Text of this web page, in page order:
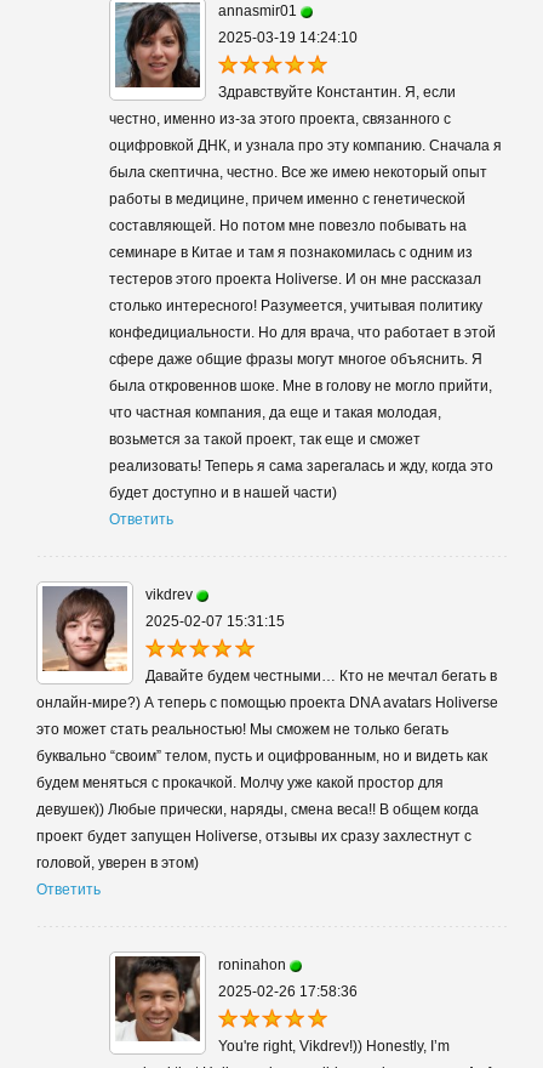
annasmir01
2025-03-19 14:24:10
Здравствуйте Константин. Я, если
честно, именно из-за этого проекта, связанного с
оцифровкой ДНК, и узнала про эту компанию. Сначала я
была скептична, честно. Все же имею некоторый опыт
работы в медицине, причем именно с генетической
составляющей. Но потом мне повезло побывать на
семинаре в Китае и там я познакомилась с одним из
тестеров этого проекта Holiverse. И он мне рассказал
столько интересного! Разумеется, учитывая политику
конфедициальности. Но для врача, что работает в этой
сфере даже общие фразы могут многое объяснить. Я
была откровеннов шоке. Мне в голову не могло прийти,
что частная компания, да еще и такая молодая,
возьмется за такой проект, так еще и сможет
реализовать! Теперь я сама зарегалась и жду, когда это
будет доступно и в нашей части)
Ответить
vikdrev
2025-02-07 15:31:15
Давайте будем честными… Кто не мечтал бегать в
онлайн-мире?) А теперь с помощью проекта DNA avatars Holiverse
это может стать реальностью! Мы сможем не только бегать
буквально “своим” телом, пусть и оцифрованным, но и видеть как
будем меняться с прокачкой. Молчу уже какой простор для
девушек)) Любые прически, наряды, смена веса!! В общем когда
проект будет запущен Holiverse, отзывы их сразу захлестнут с
головой, уверен в этом)
Ответить
roninahon
2025-02-26 17:58:36
You're right, Vikdrev!)) Honestly, I’m